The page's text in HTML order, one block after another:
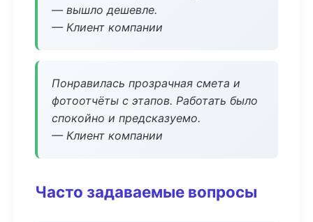
— вышло дешевле.
— Клиент компании
Понравилась прозрачная смета и
фотоотчёты с этапов. Работать было
спокойно и предсказуемо.
— Клиент компании
Часто задаваемые вопросы